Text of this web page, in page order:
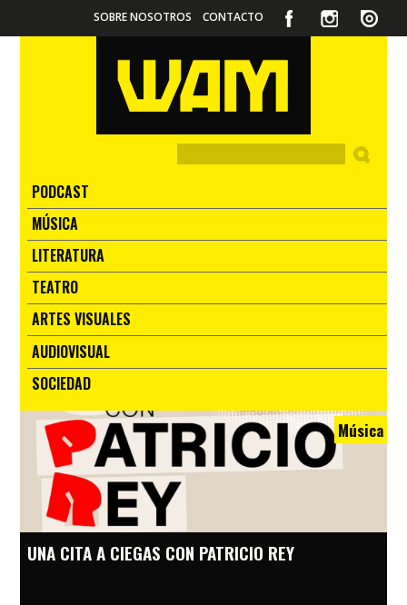
SOBRE NOSOTROS CONTACTO
PODCAST
MÚSICA
LITERATURA
TEATRO
ARTES VISUALES
AUDIOVISUAL
SOCIEDAD
Música
UNA CITA A CIEGAS CON PATRICIO REY